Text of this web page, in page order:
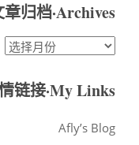
归档·Archives
链接·My Links
Afly’s Blog